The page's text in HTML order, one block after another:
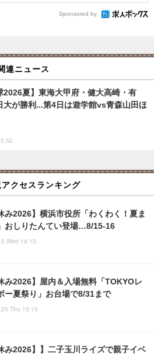
Sponsored by
連ニュース
2026夏】東海大甲府・健大高崎・有
大が勝利...第4日は遊学館vs青森山田ほ
クセスランキング
み2026】横浜市役所「わくわく！夏ま
おしりたんてい登場…8/15-16
Wed 18:15
み2026】屋内＆入場無料「TOKYOレ
ー夏祭り」お台場で8/31まで
Thu 15:15
み2026】】二子玉川ライズで親子イベ